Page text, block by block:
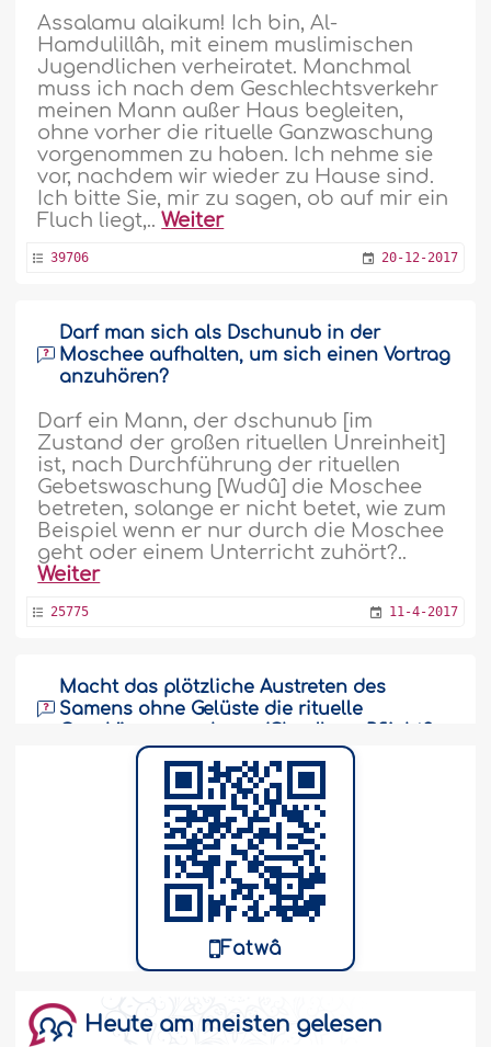
Assalamu alaikum! Ich bin, Al-
Hamdulillâh, mit einem muslimischen
Jugendlichen verheiratet. Manchmal
muss ich nach dem Geschlechtsverkehr
meinen Mann außer Haus begleiten,
ohne vorher die rituelle Ganzwaschung
vorgenommen zu haben. Ich nehme sie
vor, nachdem wir wieder zu Hause sind.
Ich bitte Sie, mir zu sagen, ob auf mir ein
Fluch liegt,..Weiter
39706 20-12-2017
Darf man sich als Dschunub in der
Moschee aufhalten, um sich einen Vortrag
anzuhören?
Darf ein Mann, der dschunub [im
Zustand der großen rituellen Unreinheit]
ist, nach Durchführung der rituellen
Gebetswaschung [Wudû] die Moschee
betreten, solange er nicht betet, wie zum
Beispiel wenn er nur durch die Moschee
geht oder einem Unterricht zuhört?..
Weiter
25775 11-4-2017
Macht das plötzliche Austreten des
Samens ohne Gelüste die rituelle
Wie lautet die Rechtsnorm für den
grundlosen Austritt des Samens? Macht
das die rituelle Ganzkörperwaschung zur
Weiter
Wozu man im Zustand der großen rituellen
Unreinheit während des Ihrâm
verpflichtet ist
Fatwâ
Heute am meisten gelesen